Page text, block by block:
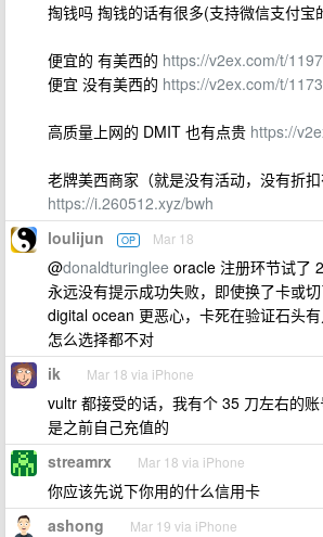
掏钱吗 掏钱的话有很多(支持微信支付宝
便宜的 有美西的 https://v2ex.com/t/
便宜 没有美西的 https://v2ex.com/t/
高质量上网的 DMIT 也有点贵 https://
老牌美西商家（就是没有活动，没有折
https://i.260512.xyz/bwh
loulijun OP Mar 18
@donaldturinglee oracle 注册环节试了
永远没有提示成功失败，即使换了卡或切
digital ocean 更恶心，卡死在验证石头有
怎么选择都不对
ik Mar 18 via iPhone
vultr 都接受的话，我有个 35 刀左右的
是之前自己充值的
streamrx Mar 18 via iPhone
你应该先说下你用的什么信用卡
ashong Mar 19 via iPhone